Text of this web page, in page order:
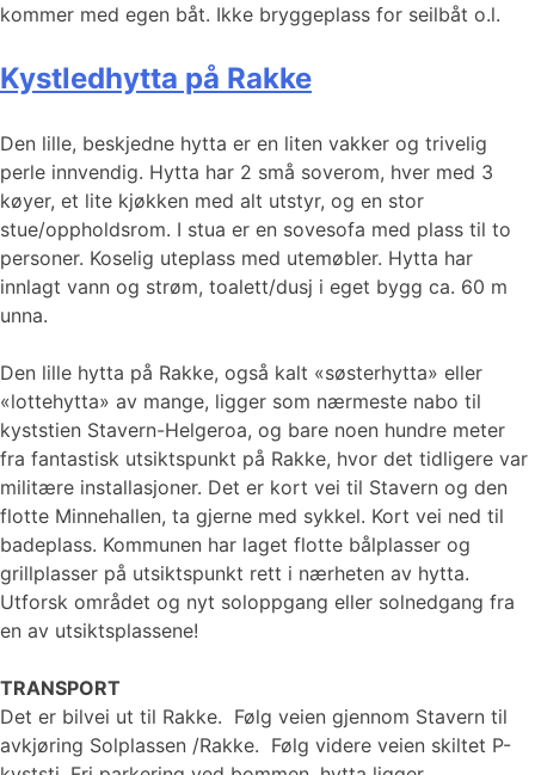
kommer med egen båt. Ikke bryggeplass for seilbåt o.l.
Kystledhytta på Rakke
Den lille, beskjedne hytta er en liten vakker og trivelig
perle innvendig. Hytta har 2 små soverom, hver med 3
køyer, et lite kjøkken med alt utstyr, og en stor
stue/oppholdsrom. I stua er en sovesofa med plass til to
personer. Koselig uteplass med utemøbler. Hytta har
innlagt vann og strøm, toalett/dusj i eget bygg ca. 60 m
unna.
Den lille hytta på Rakke, også kalt «søsterhytta» eller
«lottehytta» av mange, ligger som nærmeste nabo til
kyststien Stavern-Helgeroa, og bare noen hundre meter
fra fantastisk utsiktspunkt på Rakke, hvor det tidligere var
militære installasjoner. Det er kort vei til Stavern og den
flotte Minnehallen, ta gjerne med sykkel. Kort vei ned til
badeplass. Kommunen har laget flotte bålplasser og
grillplasser på utsiktspunkt rett i nærheten av hytta.
Utforsk området og nyt soloppgang eller solnedgang fra
en av utsiktsplassene!
TRANSPORT
Det er bilvei ut til Rakke. Følg veien gjennom Stavern til
avkjøring Solplassen /Rakke. Følg videre veien skiltet P-